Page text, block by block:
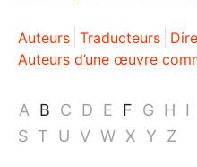
Auteurs Traducteurs
Auteurs d’une œuvre
A B C D E F G H I
S T U V W X Y Z